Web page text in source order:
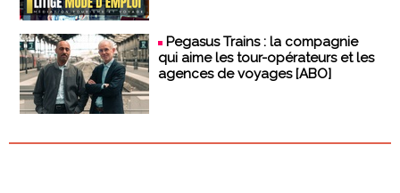
Pegasus Trains : la compagnie
qui aime les tour-opérateurs et les
agences de voyages [ABO]